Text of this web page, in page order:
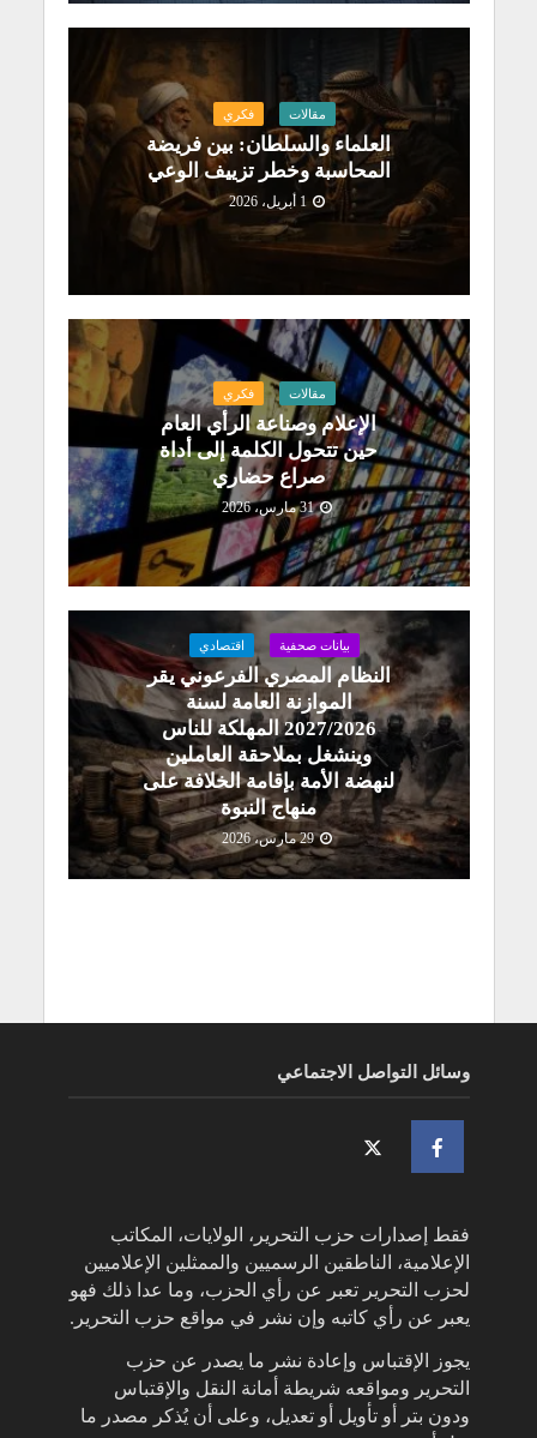
مقالات فكري
العلماء والسلطان: بين فريضة
المحاسبة وخطر تزييف الوعي
1 أبريل، 2026
مقالات فكري
الإعلام وصناعة الرأي العام
حين تتحول الكلمة إلى أداة
صراع حضاري
31 مارس، 2026
بيانات صحفية اقتصادي
النظام المصري الفرعوني يقر
الموازنة العامة لسنة
2027/2026 المهلكة للناس
وينشغل بملاحقة العاملين
لنهضة الأمة بإقامة الخلافة على
منهاج النبوة
29 مارس، 2026
وسائل التواصل الاجتماعي
فقط إصدارات حزب التحرير، الولايات، المكاتب
الإعلامية، الناطقين الرسميين والممثلين الإعلاميين
لحزب التحرير تعبر عن رأي الحزب، وما عدا ذلك فهو
يعبر عن رأي كاتبه وإن نشر في مواقع حزب التحرير.
يجوز الإقتباس وإعادة نشر ما يصدر عن حزب
التحرير ومواقعه شريطة أمانة النقل والإقتباس
ودون بتر أو تأويل أو تعديل، وعلى أن يُذكر مصدر ما